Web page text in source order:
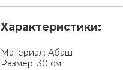
Характеристики:
Материал:Абаш
Размер:30 см